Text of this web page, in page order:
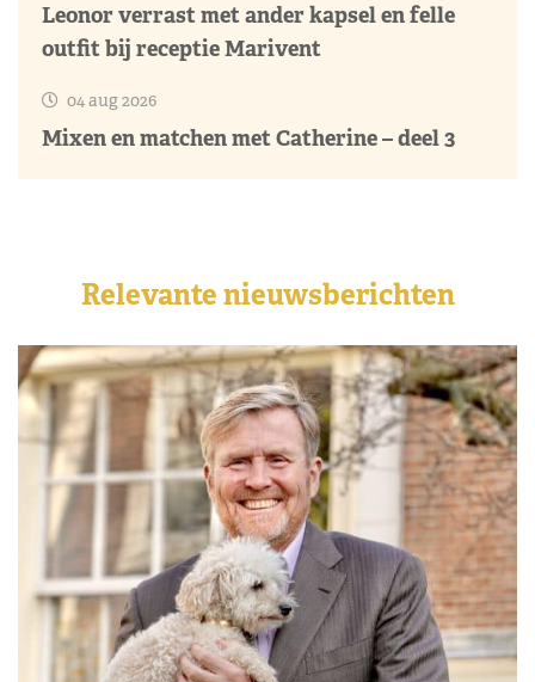
Leonor verrast met ander kapsel en felle
outfit bij receptie Marivent
04 aug 2026
Mixen en matchen met Catherine – deel 3
Relevante nieuwsberichten